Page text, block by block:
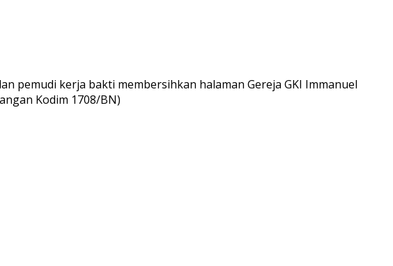
pemudi kerja bakti membersihkan halaman Gereja GKI Immanuel
Kodim 1708/BN)